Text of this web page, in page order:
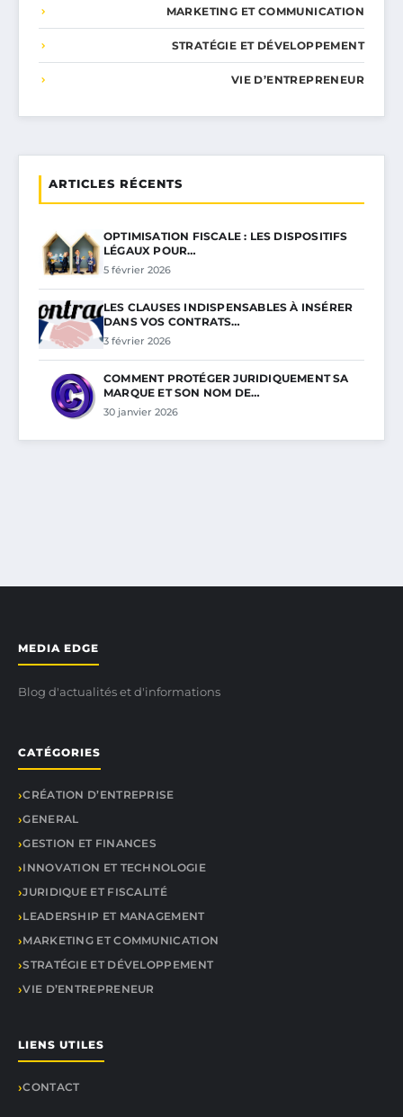
MARKETING ET COMMUNICATION
STRATÉGIE ET DÉVELOPPEMENT
VIE D’ENTREPRENEUR
ARTICLES RÉCENTS
OPTIMISATION FISCALE : LES DISPOSITIFS
LÉGAUX POUR…
5 février 2026
LES CLAUSES INDISPENSABLES À INSÉRER
DANS VOS CONTRATS…
3 février 2026
COMMENT PROTÉGER JURIDIQUEMENT SA
MARQUE ET SON NOM DE…
30 janvier 2026
MEDIA EDGE
Blog d'actualités et d'informations
CATÉGORIES
CRÉATION D’ENTREPRISE
GENERAL
GESTION ET FINANCES
INNOVATION ET TECHNOLOGIE
JURIDIQUE ET FISCALITÉ
LEADERSHIP ET MANAGEMENT
MARKETING ET COMMUNICATION
STRATÉGIE ET DÉVELOPPEMENT
VIE D’ENTREPRENEUR
LIENS UTILES
CONTACT